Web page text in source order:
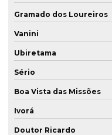
Gramado dos Loureiros
Vanini
Ubiretama
Sério
Boa Vista das Missões
Ivorá
Doutor Ricardo